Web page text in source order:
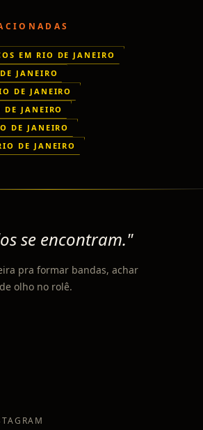
EM RIO DE JANEIRO
JANEIRO
DE JANEIRO
JANEIRO
DE JANEIRO
DE JANEIRO
se encontram."
pra formar bandas, achar
olho no rolê.